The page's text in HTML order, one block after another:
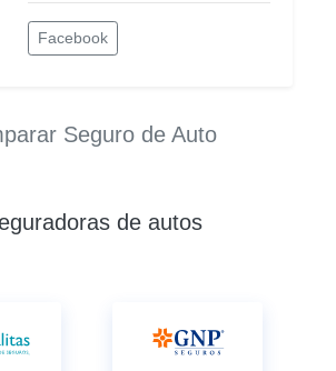
Facebook
Seguro de Auto
de autos